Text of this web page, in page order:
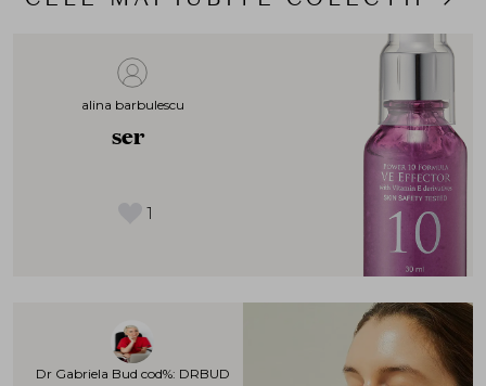
alina barbulescu
ser
1
Dr Gabriela Bud cod%: DRBUD